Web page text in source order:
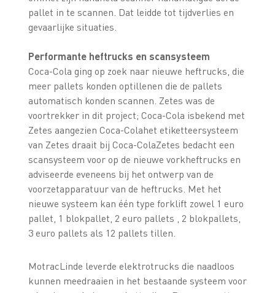
pallet in te scannen. Dat leidde tot tijdverlies en
gevaarlijke situaties.
Performante heftrucks en scansysteem
Coca-Cola ging op zoek naar nieuwe heftrucks, die
meer pallets konden optillenen die de pallets
automatisch konden scannen. Zetes was de
voortrekker in dit project; Coca-Cola isbekend met
Zetes aangezien Coca-Colahet etiketteersysteem
van Zetes draait bij Coca-ColaZetes bedacht een
scansysteem voor op de nieuwe vorkheftrucks en
adviseerde eveneens bij het ontwerp van de
voorzetapparatuur van de heftrucks. Met het
nieuwe systeem kan één type forklift zowel 1 euro
pallet, 1 blokpallet, 2 euro pallets , 2 blokpallets,
3 euro pallets als 12 pallets tillen.
MotracLinde leverde elektrotrucks die naadloos
kunnen meedraaien in het bestaande systeem voor